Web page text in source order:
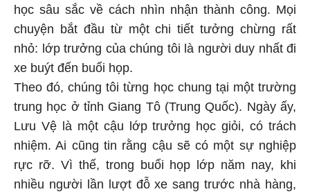
học sâu sắc về cách nhìn nhận thành công. Mọi
chuyện bắt đầu từ một chi tiết tưởng chừng rất
nhỏ: lớp trưởng của chúng tôi là người duy nhất đi
xe buýt đến buổi họp.
Theo đó, chúng tôi từng học chung tại một trường
trung học ở tỉnh Giang Tô (Trung Quốc). Ngày ấy,
Lưu Vệ là một cậu lớp trưởng học giỏi, có trách
nhiệm. Ai cũng tin rằng cậu sẽ có một sự nghiệp
rực rỡ. Vì thế, trong buổi họp lớp năm nay, khi
nhiều người lần lượt đỗ xe sang trước nhà hàng,